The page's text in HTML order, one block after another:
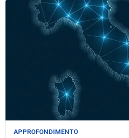
APPROFONDIMENTO